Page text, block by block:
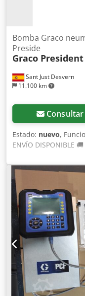
Sant Just Desvern
11.100 km
Bomba Graco
Preside
Graco President
Consultar
Estado: nuevo,
ENVÍO DISPONIBLE
Código UPC:
Aplicación: Base
altos, Tintes, Barniz
máximo: 11,36 l/min
máxima: 25 bares -
12,41 bares -
neumática -
°C - Producto Nuevo
máquinas eléctricas,
Envío o recogida en
incluido - IVA
aquellas empresas
Gastos aduaneros y
caso de importación